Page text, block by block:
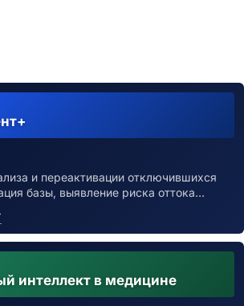
и переактивации отключившихся
базы, выявление риска оттока…
интеллект в медицине